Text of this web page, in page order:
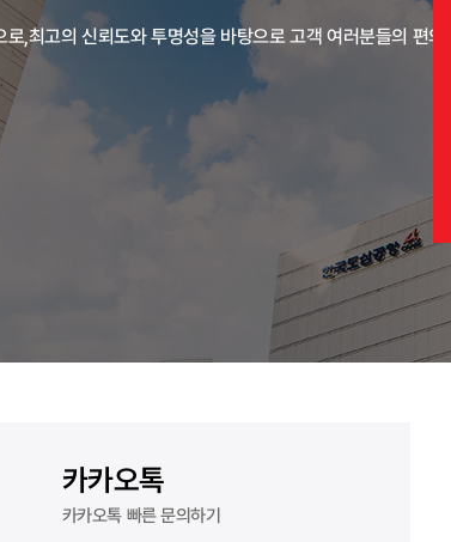
최고의 신뢰도와 투명성을 바탕으로 고객 여러분들의 편의와
카카오톡
카카오톡 빠른 문의하기